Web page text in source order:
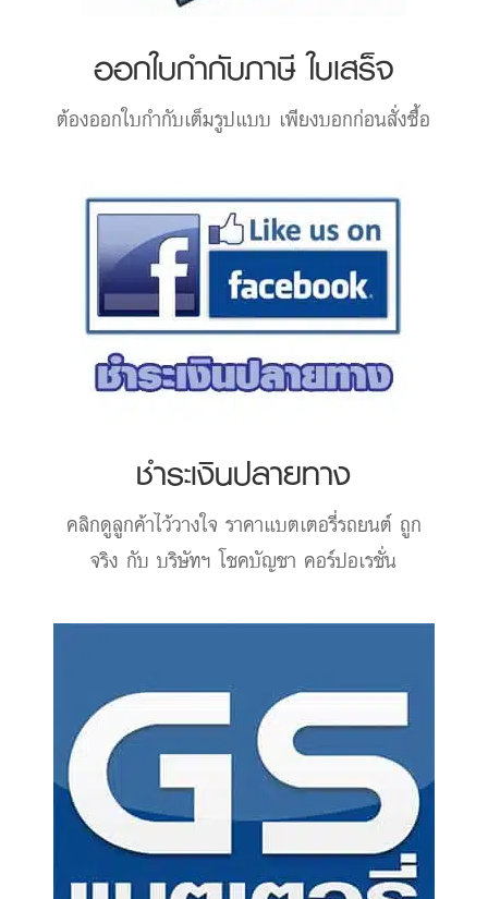
ออกใบกำกับภาษี ใบเสร็จ
ต้องออกใบกำกับเต็มรูปแบบ เพียงบอกก่อนสั่งซื้อ
ชำระเงินปลายทาง
คลิกดูลูกค้าไว้วางใจ ราคาแบตเตอรี่รถยนต์ถูก
จริง กับ บริษัทฯ โชคบัญชา คอร์ปอเรชั่น